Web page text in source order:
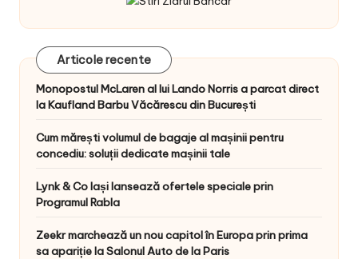
Articole recente
Monopostul McLaren al lui Lando Norris a parcat direct
la Kaufland Barbu Văcărescu din București
Cum mărești volumul de bagaje al mașinii pentru
concediu: soluții dedicate mașinii tale
Lynk & Co Iași lansează ofertele speciale prin
Programul Rabla
Zeekr marchează un nou capitol în Europa prin prima
sa apariție la Salonul Auto de la Paris